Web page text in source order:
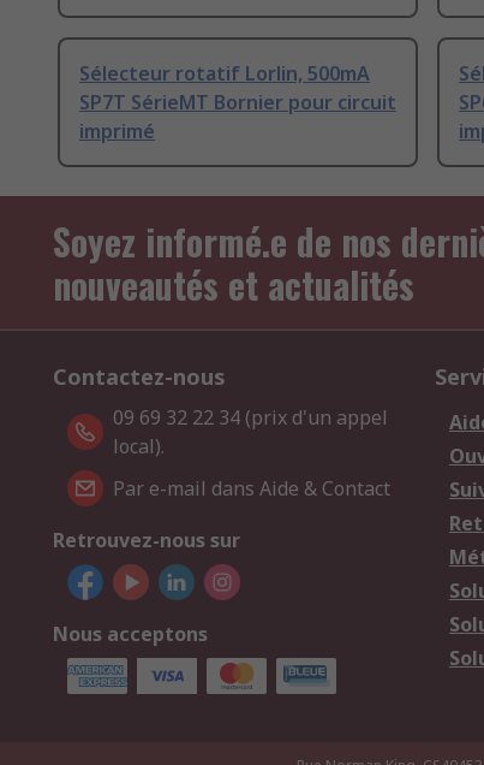
Sélecteur rotatif Lorlin, 500mA
SP7T SérieMT Bornier pour circuit
imprimé
Soyez informé.e de nos
nouveautés et actualités
Contactez-nous
09 69 32 22 34 (prix d'un appel
local).
Par e-mail dans Aide & Contact
Retrouvez-nous sur
Nous acceptons